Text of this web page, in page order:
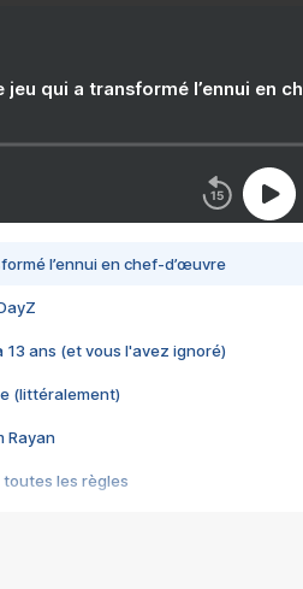
jeu qui a transformé l’ennui en
l’ennui en chef-d’œuvre
13 ans (et vous l'avez ignoré)
(littéralement)
Rayan
toutes les règles